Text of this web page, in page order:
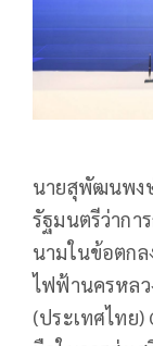
นายสุพัฒนพง
รัฐมนตรีว่ากา
นามในข้อตกล
ไฟฟ้านครหลว
(ประเทศไทย)